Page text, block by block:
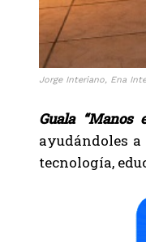
Jorge Interiano, Ena
Guala “Manos
ayudándoles
tecnología,